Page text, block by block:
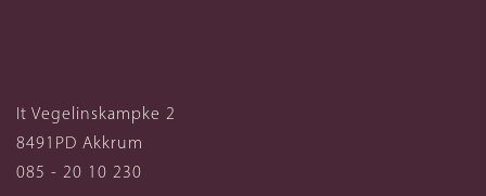
It Vegelinskampke 2
8491PD Akkrum
085 - 20 10 230